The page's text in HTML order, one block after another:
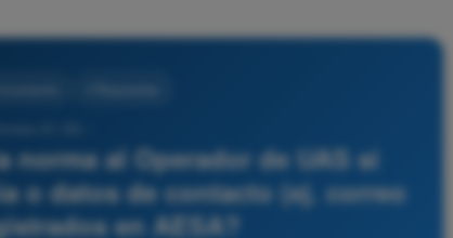
al Operador de UAS si
o datos de contacto (ej. correo
en AESA?